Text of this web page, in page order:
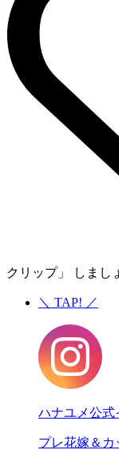
クリップ」 しまし
＼ TAP! ／
ハナユメ公式
プレ花嫁＆